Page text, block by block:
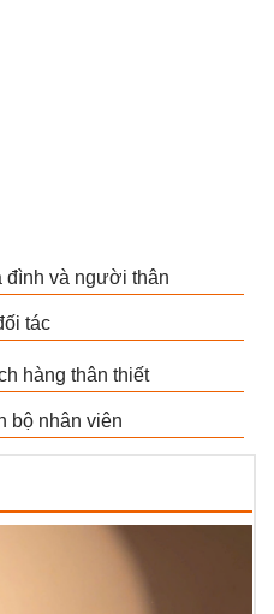
đình và người thân
tác
hàng thân thiết
bộ nhân viên